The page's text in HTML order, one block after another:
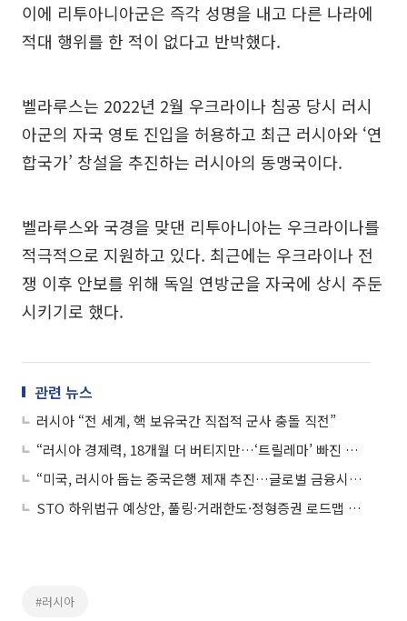
이에 리투아니아군은 즉각 성명을 내고 다른 나라에
적대 행위를 한 적이 없다고 반박했다.
벨라루스는 2022년 2월 우크라이나 침공 당시 러시
아군의 자국 영토 진입을 허용하고 최근 러시아와 ‘연
합국가’ 창설을 추진하는 러시아의 동맹국이다.
벨라루스와 국경을 맞댄 리투아니아는 우크라이나를
적극적으로 지원하고 있다. 최근에는 우크라이나 전
쟁 이후 안보를 위해 독일 연방군을 자국에 상시 주둔
시키기로 했다.
관련 뉴스
러시아 “전 세계, 핵 보유국간 직접적 군사 충돌 직전”
“러시아 경제력, 18개월 더 버티지만…‘트릴레마’ 빠진 푸틴”
“미국, 러시아 돕는 중국은행 제재 추진…글로벌 금융시스템서 퇴출”
STO 하위법규 예상안, 풀링·거래한도·정형증권 로드맵 제시
#러시아